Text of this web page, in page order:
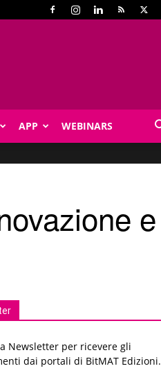
APP WEBINARS
e
Newsletter per ricevere gli
dai portali di BitMAT Edizioni.